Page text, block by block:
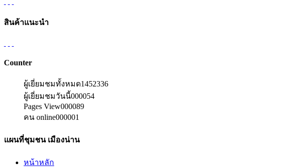
สินค้าแนะนำ
Counter
ผู้เยี่ยมชมทั้งหมด1452336
ผู้เยี่ยมชมวันนี้000054
Pages View000089
คน online000001
แผนที่ชุมชน เมืองน่าน
หน้าหลัก